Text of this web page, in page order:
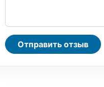
Отправить отзыв